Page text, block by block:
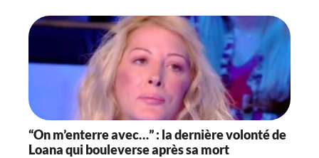
“On m’enterre avec…” : la dernière volonté de
Loana qui bouleverse après sa mort